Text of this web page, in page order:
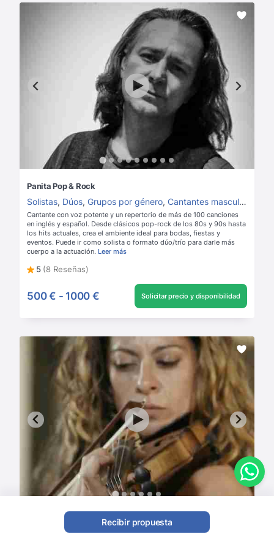
Panita Pop & Rock
Solistas, Dúos, Grupos por género, Cantantes masculinos
Cantante con voz potente y un repertorio de más de 100 canciones
en inglés y español. Desde clásicos pop-rock de los 80s y 90s hasta
los hits actuales, crea el ambiente ideal para bodas, fiestas y
eventos. Puede ir como solista o formato dúo/trío para darle más
cuerpo a la actuación. Leer más
5 (8 Reseñas)
500 € - 1000 € Solicitar precio y disponibilidad
María Violinista Madrid
Orquestas,Dúos clásicos,Violinistas,
Recibir propuesta